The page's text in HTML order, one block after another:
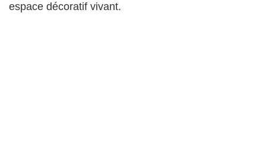
espace décoratif vivant.